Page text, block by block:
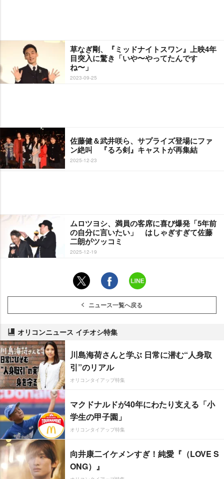
草なぎ剛、『ミッドナイトスワン』上映4年
目突入に驚き「いや〜やってたんです
ね〜」
2023-09-25
佐藤健＆武井咲ら、サプライズ登場にファ
ン絶叫 『るろ剣』キャストが再集結
2025-12-23
ムロツヨシ、満員の客席に喜び爆発「5年前
の自分に言いたい」 はしゃぎすぎて佐藤
二朗がツッコミ
2025-12-19
ニュース一覧へ戻る
オリコンニュース イチオシ特集
川島海荷さんと学ぶ 日常に潜む“人身取
引”のリアル
オリコンタイアップ特集
マクドナルドが40年にわたり支える「小
学生の甲子園」
オリコンタイアップ特集
向井康二イケメンすぎ！純愛『（LOVE S
ONG）』